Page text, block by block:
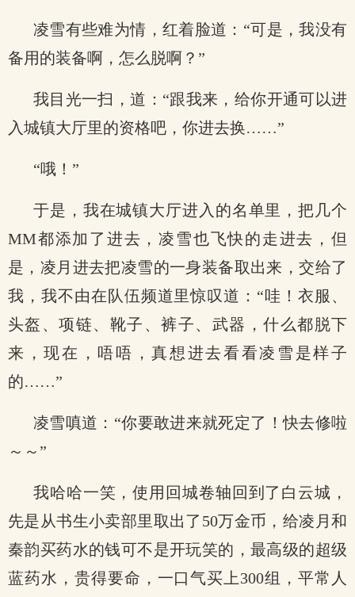
凌雪有些难为情，红着脸道：“可是，我没有
备用的装备啊，怎么脱啊？”
我目光一扫，道：“跟我来，给你开通可以进
入城镇大厅里的资格吧，你进去换……”
“哦！”
于是，我在城镇大厅进入的名单里，把几个
MM都添加了进去，凌雪也飞快的走进去，但
是，凌月进去把凌雪的一身装备取出来，交给了
我，我不由在队伍频道里惊叹道：“哇！衣服、
头盔、项链、靴子、裤子、武器，什么都脱下
来，现在，唔唔，真想进去看看凌雪是样子
的……”
凌雪嗔道：“你要敢进来就死定了！快去修啦
～～”
我哈哈一笑，使用回城卷轴回到了白云城，
先是从书生小卖部里取出了50万金币，给凌月和
秦韵买药水的钱可不是开玩笑的，最高级的超级
蓝药水，贵得要命，一口气买上300组，平常人